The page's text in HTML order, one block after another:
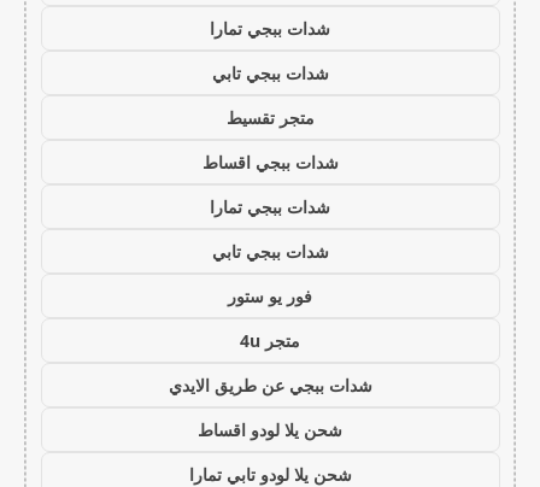
شدات ببجي تمارا
شدات ببجي تابي
متجر تقسيط
شدات ببجي اقساط
شدات ببجي تمارا
شدات ببجي تابي
فور يو ستور
متجر 4u
شدات ببجي عن طريق الايدي
شحن يلا لودو اقساط
شحن يلا لودو تابي تمارا